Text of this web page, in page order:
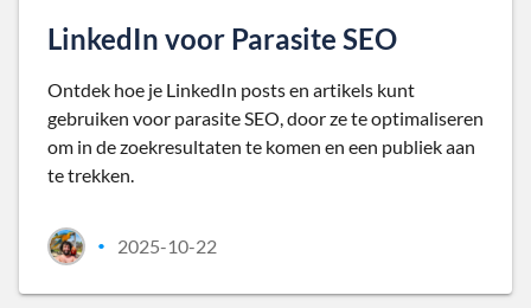
LinkedIn voor Parasite SEO
Ontdek hoe je LinkedIn posts en artikels kunt
gebruiken voor parasite SEO, door ze te optimaliseren
om in de zoekresultaten te komen en een publiek aan
te trekken.
• 2025-10-22